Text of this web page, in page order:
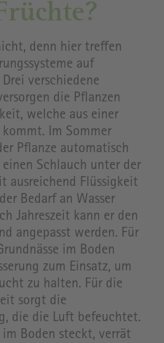
denn hier treffen
auf
verschiedene
die Pflanzen
welche aus einer
Im Sommer
Pflanze automatisch
Schlauch unter der
ausreichend Flüssigkeit
Bedarf an Wasser
Jahreszeit kann er den
angepasst werden. Für
im Boden
zum Einsatz, um
zu halten. Für die
sorgt die
die die Luft befeuchtet.
im Boden steckt, verrät